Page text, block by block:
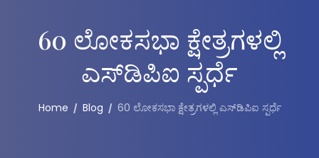
60 ಲೋಕಸಭಾ ಕ್ಷೇತ್ರಗಳಲ್ಲಿ
ಎಸ್‌ಡಿಪಿಐ ಸ್ಪರ್ಧೆ
Home Blog 60 ಲೋಕಸಭಾ ಕ್ಷೇತ್ರಗಳಲ್ಲಿ ಎಸ್‌ಡಿಪಿಐ ಸ್ಪರ್ಧೆ